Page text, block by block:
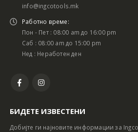
info@ingcotools.mk
Работно време:
Пон - Пет : 08:00 am до 16:00 pm
Саб : 08:00 am до 15:00 pm
Нед : Неработен ден
БИДЕТЕ ИЗВЕСТЕНИ
Добијте ги најновите информации за